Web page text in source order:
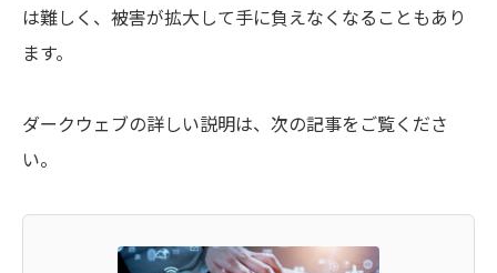
は難しく、被害が拡大して手に負えなくなることもあり
ます。
ダークウェブの詳しい説明は、次の記事をご覧くださ
い。